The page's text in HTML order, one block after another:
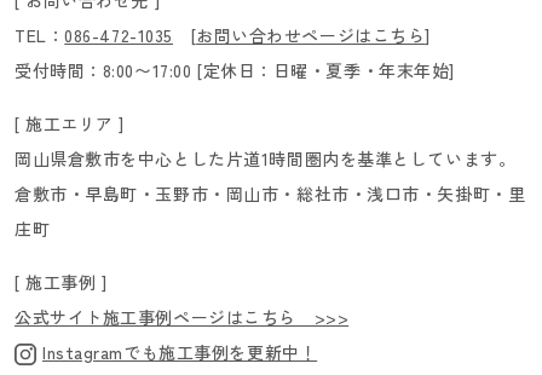
TEL：086-472-1035 [お問い合わせページはこちら]
受付時間：8:00〜17:00 [定休日：日曜・夏季・年末年始]
[ 施工エリア ]
岡山県倉敷市を中心とした片道1時間圏内を基準としています。
倉敷市・早島町・玉野市・岡山市・総社市・浅口市・矢掛町・里
庄町
[ 施工事例 ]
公式サイト施工事例ページはこちら >>>
Instagramでも施工事例を更新中！